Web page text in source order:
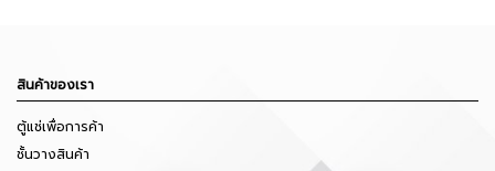
สินค้าของเรา
ตู้แช่เพื่อการค้า
ชั้นวางสินค้า